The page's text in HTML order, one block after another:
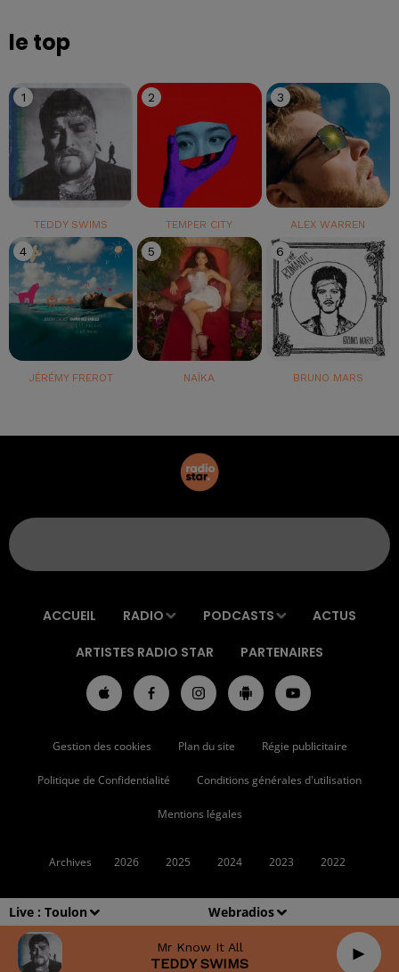
Live : Toulon Webradios
Mr Know It All
TEDDY SWIMS
le top
1
TEDDY SWIMS
2
TEMPER CITY
3
ALEX WARREN
4
JÉRÉMY FREROT
5
NAÏKA
6
BRUNO MARS
ACCUEIL RADIO PODCASTS ACTUS
ARTISTES RADIO STAR PARTENAIRES
Gestion des cookies Plan du site Régie publicitaire
Politique de Confidentialité Conditions générales d'utilisation
Mentions légales
Archives 2026 2025 2024 2023 2022